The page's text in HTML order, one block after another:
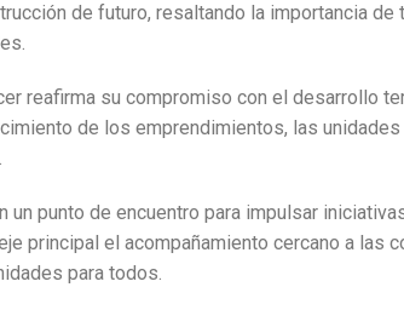
de futuro, resaltando la importancia de
reafirma su compromiso con el desarrollo
de los emprendimientos, las
punto de encuentro para impulsar
principal el acompañamiento cercano a las
para todos.